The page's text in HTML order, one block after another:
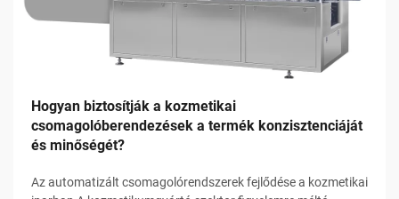
Hogyan biztosítják a kozmetikai
csomagolóberendezések a termék konzisztenciáját
és minőségét?
Az automatizált csomagolórendszerek fejlődése a kozmetikai